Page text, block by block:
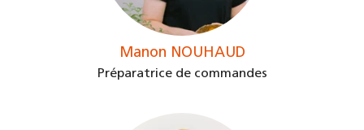
Manon NOUHAUD
Préparatrice de commandes